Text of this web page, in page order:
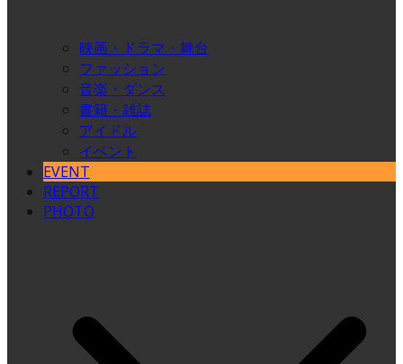
映画・ドラマ・舞台
ファッション
音楽・ダンス
書籍・雑誌
アイドル
イベント
EVENT
REPORT
PHOTO